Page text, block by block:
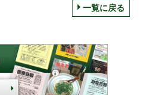
一覧に戻る